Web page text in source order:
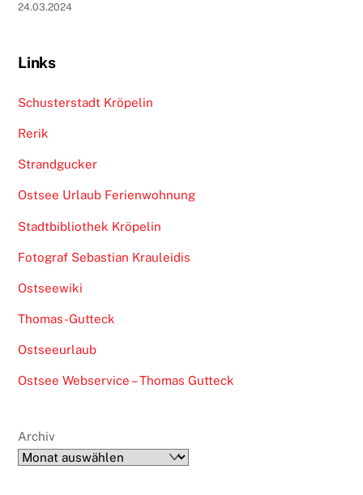
24.03.2024
Links
Schusterstadt Kröpelin
Rerik
Strandgucker
Ostsee Urlaub Ferienwohnung
Stadtbibliothek Kröpelin
Fotograf Sebastian Krauleidis
Ostseewiki
Thomas-Gutteck
Ostseeurlaub
Ostsee Webservice – Thomas Gutteck
Archiv